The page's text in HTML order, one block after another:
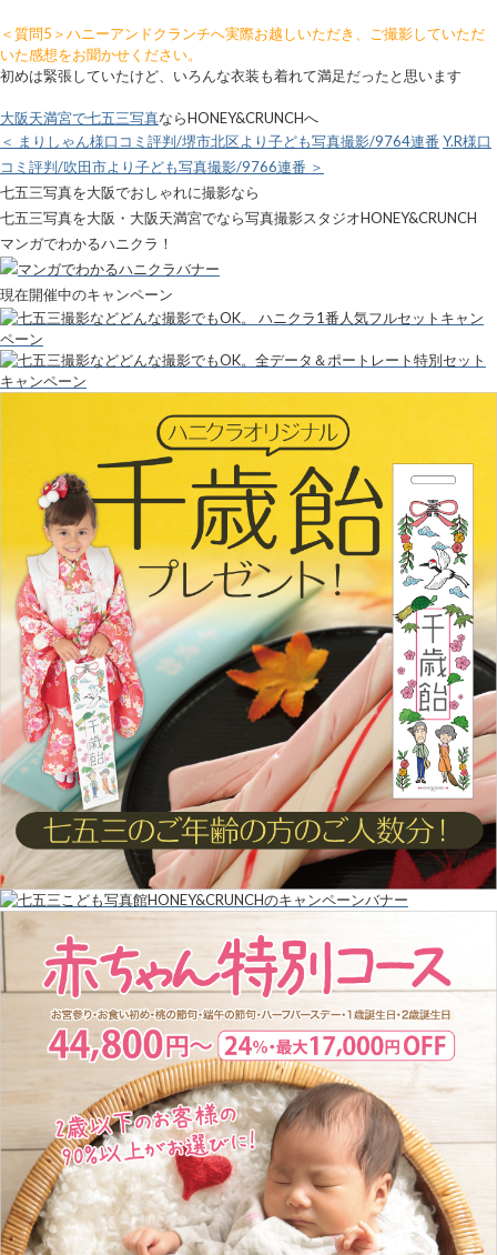
＜質問5＞ハニーアンドクランチへ実際お越しいただき、ご撮影していただ
いた感想をお聞かせください。
初めは緊張していたけど、いろんな衣装も着れて満足だったと思います
大阪天満宮で七五三写真ならHONEY&CRUNCHへ
＜ まりしゃん様口コミ評判/堺市北区より子ども写真撮影/9764連番 Y.R様口
コミ評判/吹田市より子ども写真撮影/9766連番 ＞
七五三写真を大阪でおしゃれに撮影なら
七五三写真を大阪・大阪天満宮でなら写真撮影スタジオHONEY&CRUNCH
マンガでわかるハニクラ！
現在開催中のキャンペーン